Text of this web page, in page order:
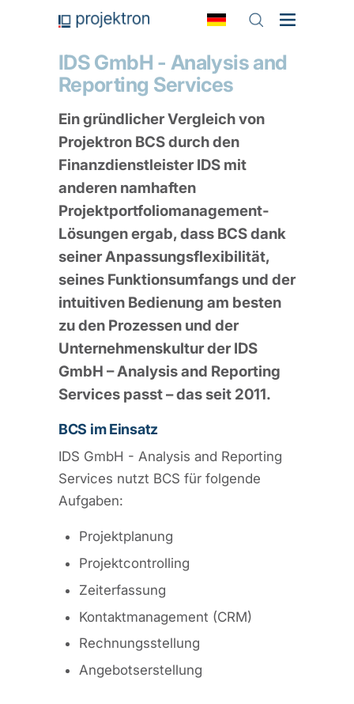
IDS GmbH - Analysis and
Reporting Services
Ein gründlicher Vergleich von
Projektron BCS durch den
Finanzdienstleister IDS mit
anderen namhaften
Projektportfoliomanagement-
Lösungen ergab, dass BCS dank
seiner Anpassungsflexibilität,
seines Funktionsumfangs und der
intuitiven Bedienung am besten
zu den Prozessen und der
Unternehmenskultur der IDS
GmbH – Analysis and Reporting
Services passt – das seit 2011.
BCS im Einsatz
IDS GmbH - Analysis and Reporting
Services nutzt BCS für folgende
Aufgaben:
Projektplanung
Projektcontrolling
Zeiterfassung
Kontaktmanagement (CRM)
Rechnungsstellung
Angebotserstellung